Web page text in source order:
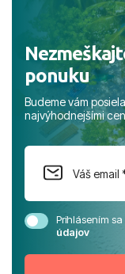
ponuku
Budeme vám
najvýhodnejšími
Prihlásením
údajov